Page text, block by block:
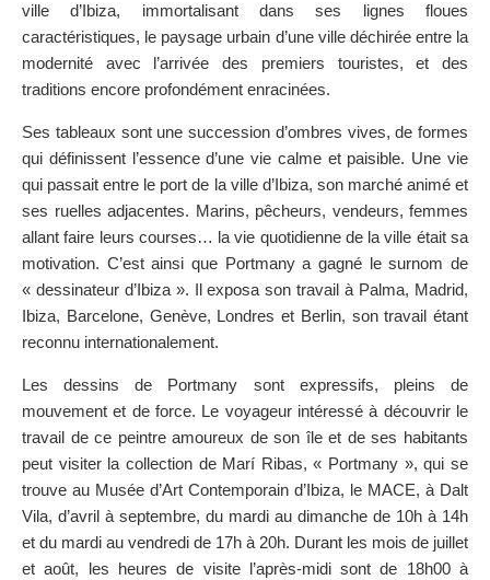
ville d’Ibiza, immortalisant dans ses lignes floues
caractéristiques, le paysage urbain d’une ville déchirée entre la
modernité avec l’arrivée des premiers touristes, et des
traditions encore profondément enracinées.
Ses tableaux sont une succession d’ombres vives, de formes
qui définissent l’essence d’une vie calme et paisible. Une vie
qui passait entre le port de la ville d’Ibiza, son marché animé et
ses ruelles adjacentes. Marins, pêcheurs, vendeurs, femmes
allant faire leurs courses… la vie quotidienne de la ville était sa
motivation. C’est ainsi que Portmany a gagné le surnom de
« dessinateur d’Ibiza ». Il exposa son travail à Palma, Madrid,
Ibiza, Barcelone, Genève, Londres et Berlin, son travail étant
reconnu internationalement.
Les dessins de Portmany sont expressifs, pleins de
mouvement et de force. Le voyageur intéressé à découvrir le
travail de ce peintre amoureux de son île et de ses habitants
peut visiter la collection de Marí Ribas, « Portmany », qui se
trouve au Musée d’Art Contemporain d’Ibiza, le MACE, à Dalt
Vila, d’avril à septembre, du mardi au dimanche de 10h à 14h
et du mardi au vendredi de 17h à 20h. Durant les mois de juillet
et août, les heures de visite l’après-midi sont de 18h00 à